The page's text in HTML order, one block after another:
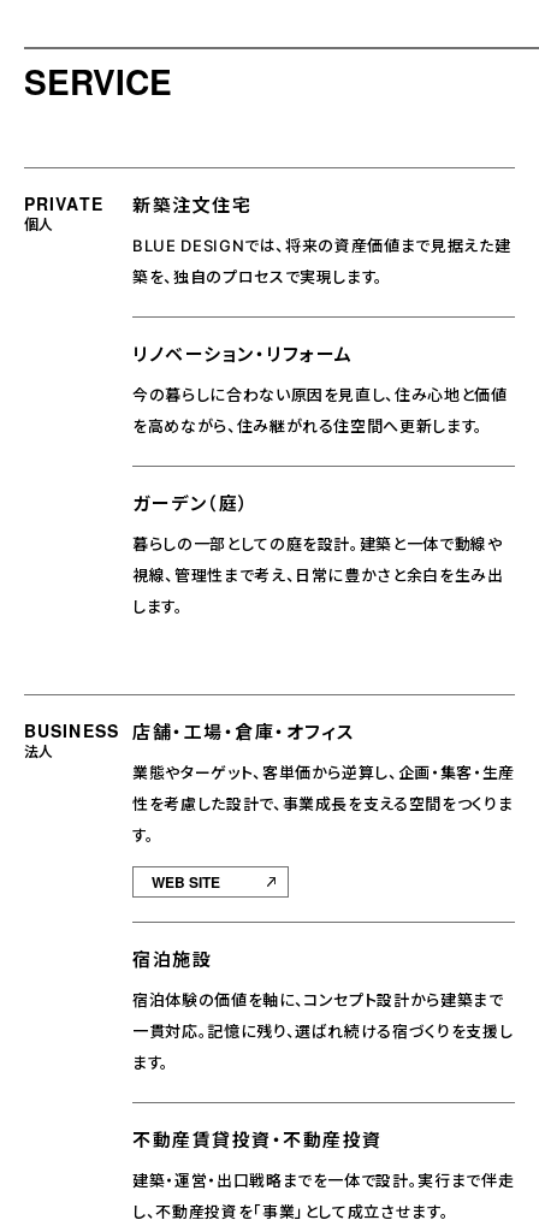
SERVICE
PRIVATE
個人
新築注文住宅
BLUE DESIGNでは、将来の資産価値まで見据えた建
築を、独自のプロセスで実現します。
リノベーション・リフォーム
今の暮らしに合わない原因を見直し、住み心地と価値
を高めながら、住み継がれる住空間へ更新します。
ガーデン（庭）
暮らしの一部としての庭を設計。建築と一体で動線や
視線、管理性まで考え、日常に豊かさと余白を生み出
します。
BUSINESS
法人
店舗・工場・倉庫・オフィス
業態やターゲット、客単価から逆算し、企画・集客・生産
性を考慮した設計で、事業成長を支える空間をつくりま
す。
WEB SITE
宿泊施設
宿泊体験の価値を軸に、コンセプト設計から建築まで
一貫対応。記憶に残り、選ばれ続ける宿づくりを支援し
ます。
不動産賃貸投資・不動産投資
建築・運営・出口戦略までを一体で設計。実行まで伴走
し、不動産投資を「事業」として成立させます。